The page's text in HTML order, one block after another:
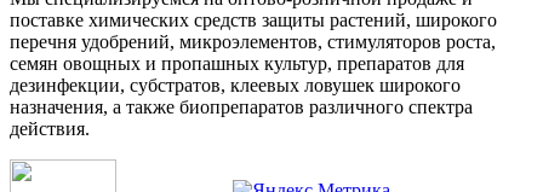
поставке химических средств защиты растений, широкого
перечня удобрений, микроэлементов, стимуляторов роста,
семян овощных и пропашных культур, препаратов для
дезинфекции, субстратов, клеевых ловушек широкого
назначения, а также биопрепаратов различного спектра
действия.